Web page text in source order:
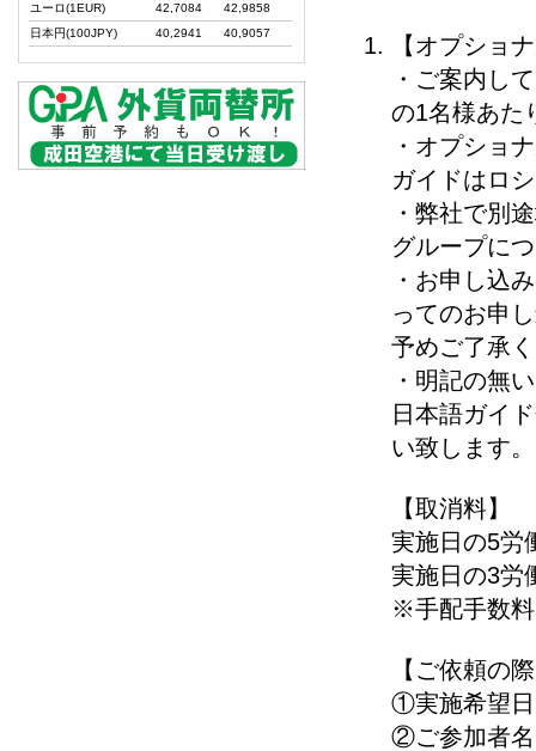
【オプショ
・ご案内し
の1名様あた
・オプショ
ガイドはロ
・弊社で別
グループに
・お申し込
ってのお申
予めご了承
・明記の無
日本語ガイ
い致します。
【取消料】
実施日の5
実施日の3労
※手配手数
【ご依頼の
①実施希望日
②ご参加者
ユーロ(1EUR)
42,7084
42,9858
日本円(100JPY)
40,2941 40,9057